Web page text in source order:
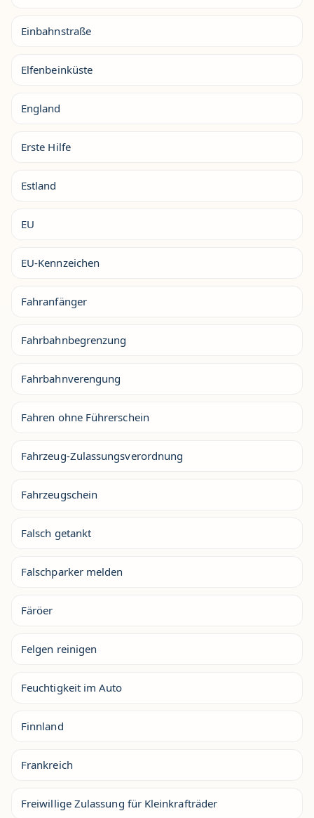
Einbahnstraße
Elfenbeinküste
England
Erste Hilfe
Estland
EU
EU-Kennzeichen
Fahranfänger
Fahrbahnbegrenzung
Fahrbahnverengung
Fahren ohne Führerschein
Fahrzeug-Zulassungsverordnung
Fahrzeugschein
Falsch getankt
Falschparker melden
Färöer
Felgen reinigen
Feuchtigkeit im Auto
Finnland
Frankreich
Freiwillige Zulassung für Kleinkrafträder